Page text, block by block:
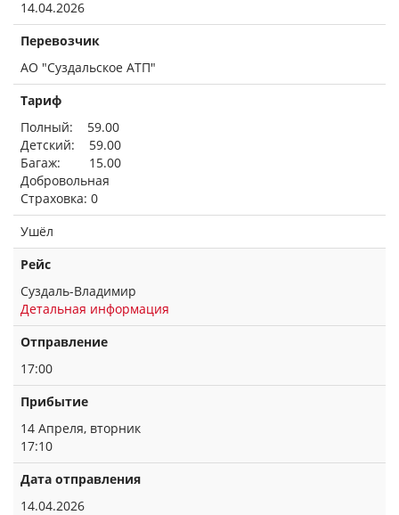
14.04.2026
Перевозчик
АО "Суздальское АТП"
Тариф
Полный: 59.00
Детский: 59.00
Багаж: 15.00
Добровольная
Страховка: 0
Ушёл
Рейс
Суздаль-Владимир
Детальная информация
Отправление
17:00
Прибытие
14 Апреля, вторник
17:10
Дата отправления
14.04.2026